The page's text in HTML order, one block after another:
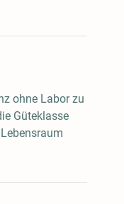
ohne Labor zu
Güteklasse